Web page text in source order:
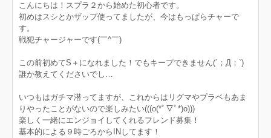
こんにちは！スプラ２から始めた初心者です。
初めはスシとかザップ使ってましたが、今はもっぱらチャーで
す。
戦犯チャージャーです(￣^￣)ゞ
この前初めてS＋になれました！でもキープできません(´；Д；`)
誰か教えてくださいでし…
いつもはガチマ潜ってますが、これからはリグマやプラベもあま
りやったことがないので楽しみたい(((o(*ﾟ▽ﾟ*)o)))
楽しく一緒にエンジョイしてくれるフレンド募集！
基本的による９時ごろからINしてます！